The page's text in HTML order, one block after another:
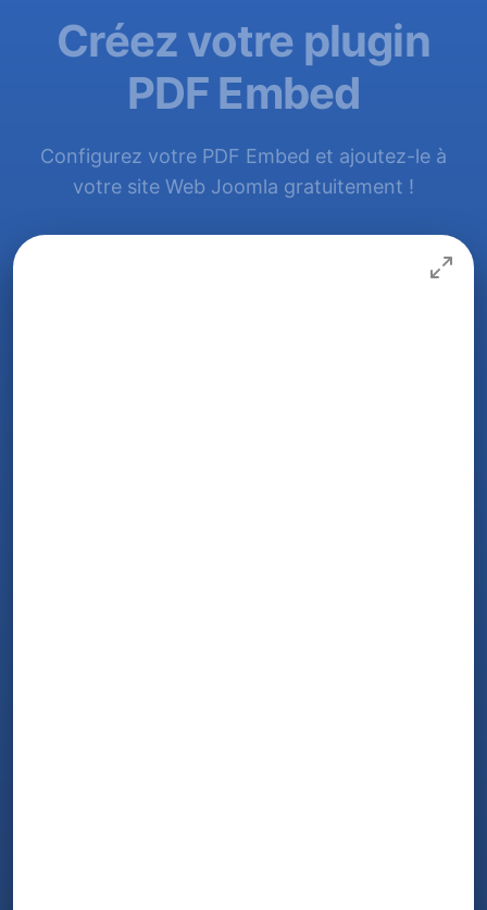
Créez votre plugin
PDF Embed
Configurez votre PDF Embed et ajoutez-le à
votre site Web Joomla gratuitement !